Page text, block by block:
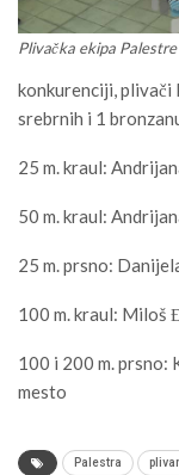
Plivačka ekipa
konkurenciji, plivači
srebrnih i 1
25 m. kraul:
50 m. kraul:
25 m. prsno:
100 m. kraul: Miloš
100 i 200 m. prsno:
mesto
Palestra